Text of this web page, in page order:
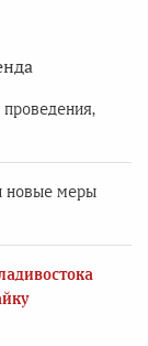
новые меры